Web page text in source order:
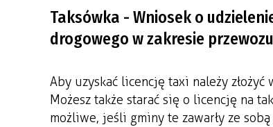
URZĄD STANU CYWILNEGO
RADA MIEJSKA
STRATEGIE, PLANY, PROGRAMY
FUNDUSZE ZEWNĘTRZNE
PARTNERZY, NGO
JEDNOSTKI MIEJSKIE
INWESTYCJE MIEJSKIE
POWIATOWY LIDER
SZLAKI TURYSTYCZNE
ZABYTKI
BEZPIECZEŃSTWO
ZWIERZĘTA W GMINIE
INFORMATOR
KOMUNIKACJA I TRANSPORT
Taksówka - Wniosek o
drogowego w zakresie
Aby uzyskać licencję taxi należy
Możesz także starać się o licencję na
możliwe, jeśli gminy te zawarły ze